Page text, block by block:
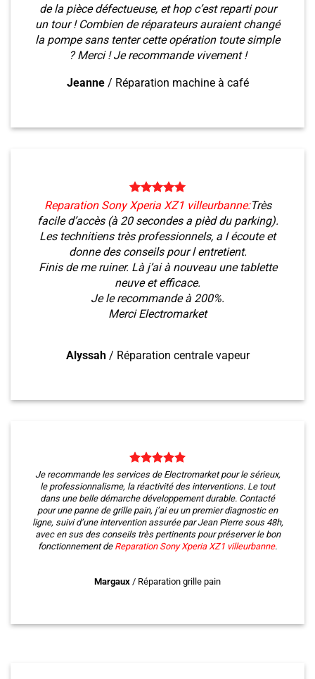
de la pièce défectueuse, et hop c’est reparti pour
un tour ! Combien de réparateurs auraient changé
la pompe sans tenter cette opération toute simple
? Merci ! Je recommande vivement !
Jeanne / Réparation machine à café
Reparation Sony Xperia XZ1 villeurbanne:Très
facile d’accès (à 20 secondes a pièd du parking).
Les technitiens très professionnels, a l écoute et
donne des conseils pour l entretient.
Finis de me ruiner. Là j’ai à nouveau une tablette
neuve et efficace.
Je le recommande à 200%.
Merci Electromarket
Alyssah / Réparation centrale vapeur
Je recommande les services de Electromarket pour le sérieux,
le professionnalisme, la réactivité des interventions. Le tout
dans une belle démarche développement durable. Contacté
pour une panne de grille pain, j’ai eu un premier diagnostic en
ligne, suivi d’une intervention assurée par Jean Pierre sous 48h,
avec en sus des conseils très pertinents pour préserver le bon
fonctionnement de Reparation Sony Xperia XZ1 villeurbanne.
Margaux / Réparation grille pain